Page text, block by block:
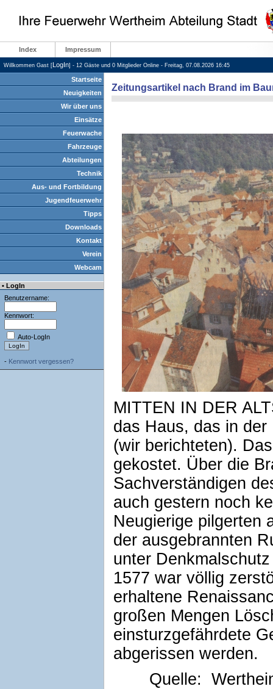
Index Impressum
Willkommen Gast [LogIn] - 12 Gäste und 0 Mitglieder Online - Freitag, 07.08.2026 16:45
Startseite
Neuigkeiten
Wir über uns
Einsätze
Feuerwache
Fahrzeuge
Abteilungen
Technik
Aus- und Fortbildung
Jugendfeuerwehr
Tipps
Downloads
Kontakt
Verein
Webcam
• LogIn
Benutzername:
Kennwort:
Auto-LogIn
- Kennwort vergessen?
Zeitungsartikel nach Brand im
MITTEN IN DER
das Haus, das in
(wir berichteten).
gekostet. Über die
Sachverständigen
auch gestern noch
Neugierige pilgerten
der ausgebrannten
unter
1577 war völlig
erhaltene
großen Mengen
einsturzgefährdete
abgerissen werden.
Quelle: